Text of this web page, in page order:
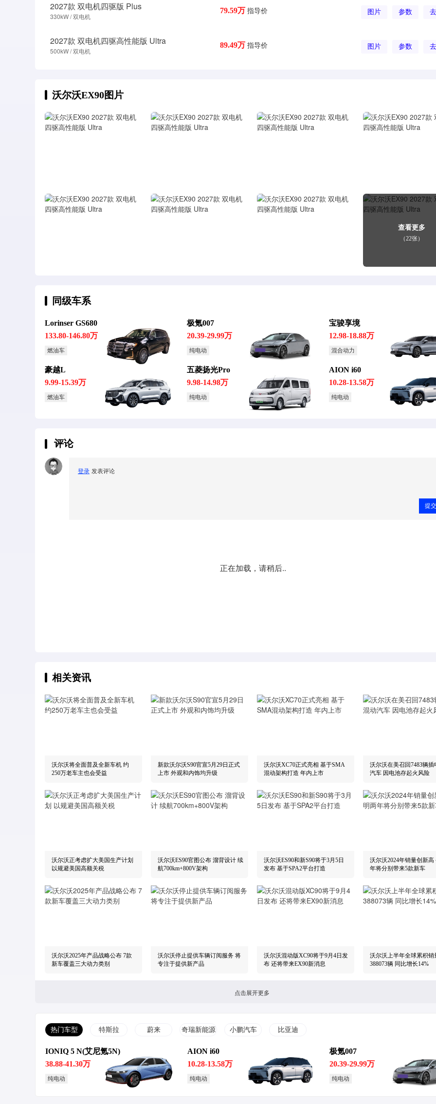
2027款 双电机四驱版 Plus
330kW / 双电机
79.59万 指导价 图片 参数
2027款 双电机四驱高性能版 Ultra
500kW / 双电机
89.49万 指导价 图片 参数
沃尔沃EX90图片
查看更多
（22张）
同级车系
Lorinser GS680
133.80-146.80万
燃油车
极氪007
20.39-29.99万
纯电动
宝骏享境
12.98-18.88万
混合动力
豪越L
9.99-15.39万
燃油车
五菱扬光Pro
9.98-14.98万
纯电动
AION i60
10.28-13.58万
纯电动
评论
登录 发表评论
提
正在加载，请稍后..
相关资讯
沃尔沃将全面普及全新车机 约
250万老车主也会受益
新款沃尔沃S90官宣5月29日正式
上市 外观和内饰均升级
沃尔沃XC70正式亮相 基于SMA
混动架构打造 年内上市
沃尔沃在美召回7483辆插
汽车 因电池存起火风险
沃尔沃正考虑扩大美国生产计划
以规避美国高额关税
沃尔沃ES90官图公布 溜背设计 续
航700km+800V架构
沃尔沃ES90和新S90将于3月5日
发布 基于SPA2平台打造
沃尔沃2024年销量创新高
年将分别带来5款新车
沃尔沃2025年产品战略公布 7款
新车覆盖三大动力类别
沃尔沃停止提供车辆订阅服务 将
专注于提供新产品
沃尔沃混动版XC90将于9月4日发
布 还将带来EX90新消息
沃尔沃上半年全球累积销
388073辆 同比增长14%
销量表现不佳 沃尔沃S60将在美
国停产 为新车EX90让路
沃尔沃或将电动车产能转移至比
利时 因担心欧盟加征关税
新款沃尔沃XC90动力信息曝光 提
供插混版本 即将上市
590公里 售价20.08万起
点击展开更多
热门车型 特斯拉 蔚来 奇瑞新能源 小鹏汽车 比亚迪
IONIQ 5 N(艾尼氪5N)
38.88-41.30万
纯电动
AION i60
10.28-13.58万
纯电动
极氪007
20.39-29.99万
纯电动